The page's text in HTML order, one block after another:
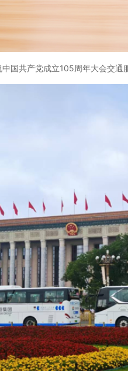
共产党成立105周年大会交通